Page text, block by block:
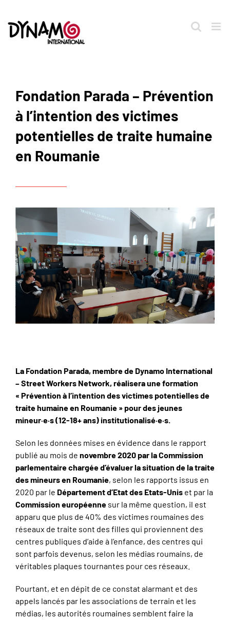
contenu
Fondation Parada – Prévention
à l’intention des victimes
potentielles de traite humaine
en Roumanie
La Fondation Parada, membre de Dynamo International
– Street Workers Network, réalisera une formation
« Prévention à l’intention des victimes potentielles de
traite humaine en Roumanie » pour des jeunes
mineur·e·s (12-18+ ans) institutionalisé·e·s.
Selon les données mises en évidence dans le rapport
publié au mois de novembre 2020 par la Commission
parlementaire chargée d’évaluer la situation de la traite
des mineurs en Roumanie, selon les rapports issus en
2020 par le Département d’Etat des Etats-Uniset par la
Commission européennesur la même question, il est
apparu que plus de 40% des victimes roumaines des
réseaux de traite sont des filles qui proviennent des
centres publiques d’aide à l’enfance, des centres qui
sont parfois devenus, selon les médias roumains, de
véritables plaques tournantes pour ces réseaux.
Pourtant, et en dépit de ce constat alarmant et des
appels lancés par les associations de terrain et les
médias, les autorités roumaines semblent faire la